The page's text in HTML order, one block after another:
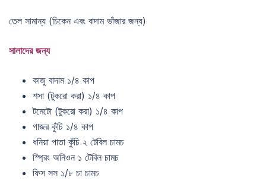
তেল সামান্য (চিকেন এবং বাদাম ভাঁজার জন্য)
সালাদের জন্য
কাজু বাদাম ১/৪ কাপ
শসা (টুকরো করা) ১/৪ কাপ
টমেটো (টুকরো করা) ১/৪ কাপ
গাজর কুঁচি ১/৪ কাপ
ধনিয়া পাতা কুঁচি ২ টেবিল চামচ
স্প্রিং অনিওন ১ টেবিল চামচ
ফিস সস ১/৮ চা চামচ